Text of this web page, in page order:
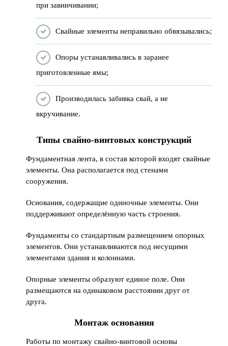
при завинчивании;
Свайные элементы неправильно обвязывались;
Опоры устанавливались в заранее
приготовленные ямы;
Производилась забивка свай, а не
вкручивание.
Типы свайно-винтовых конструкций
Фундаментная лента, в состав которой входят свайные
элементы. Она располагается под стенами
сооружения.
Основания, содержащие одиночные элементы. Они
поддерживают определённую часть строения.
Фундаменты со стандартным размещением опорных
элементов. Они устанавливаются под несущими
элементами здания и колоннами.
Опорные элементы образуют единое поле. Они
размещаются на одинаковом расстоянии друг от
друга.
Монтаж основания
Работы по монтажу свайно-винтовой основы